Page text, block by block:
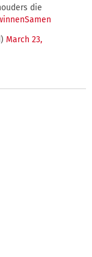
die
March 23,